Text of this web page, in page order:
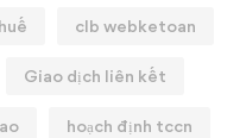
clb webketoan
Giao dịch liên kết
hoạch định tccn